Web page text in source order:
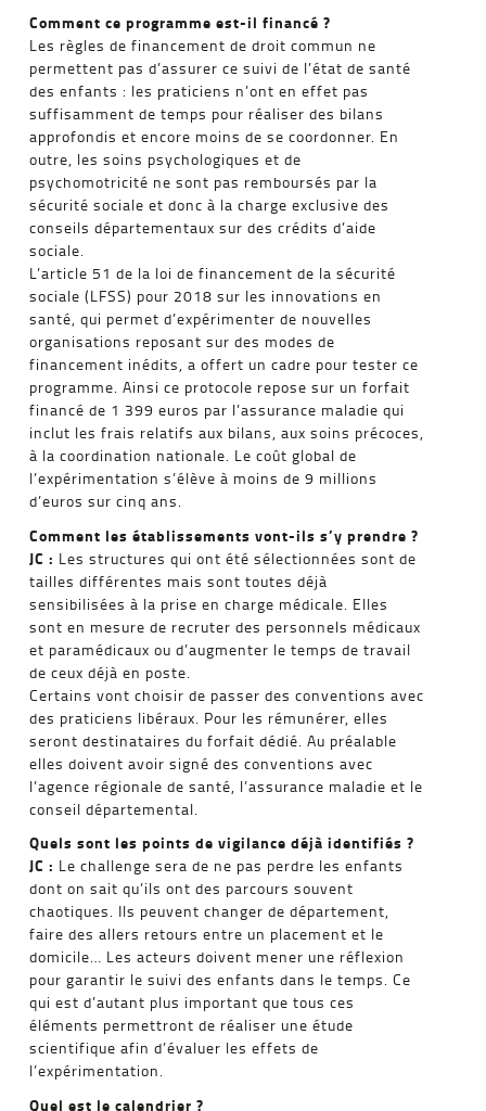
Comment ce programme est-il financé ?
Les règles de financement de droit commun ne
permettent pas d’assurer ce suivi de l’état de santé
des enfants : les praticiens n’ont en effet pas
suffisamment de temps pour réaliser des bilans
approfondis et encore moins de se coordonner. En
outre, les soins psychologiques et de
psychomotricité ne sont pas remboursés par la
sécurité sociale et donc à la charge exclusive des
conseils départementaux sur des crédits d’aide
sociale.
L’article 51 de la loi de financement de la sécurité
sociale (LFSS) pour 2018 sur les innovations en
santé, qui permet d’expérimenter de nouvelles
organisations reposant sur des modes de
financement inédits, a offert un cadre pour tester ce
programme. Ainsi ce protocole repose sur un forfait
financé de 1 399 euros par l’assurance maladie qui
inclut les frais relatifs aux bilans, aux soins précoces,
à la coordination nationale. Le coût global de
l’expérimentation s’élève à moins de 9 millions
d’euros sur cinq ans.
Comment les établissements vont-ils s’y prendre ?
JC : Les structures qui ont été sélectionnées sont de
tailles différentes mais sont toutes déjà
sensibilisées à la prise en charge médicale. Elles
sont en mesure de recruter des personnels médicaux
et paramédicaux ou d’augmenter le temps de travail
de ceux déjà en poste.
Certains vont choisir de passer des conventions avec
des praticiens libéraux. Pour les rémunérer, elles
seront destinataires du forfait dédié. Au préalable
elles doivent avoir signé des conventions avec
l’agence régionale de santé, l’assurance maladie et le
conseil départemental.
Quels sont les points de vigilance déjà identifiés ?
JC : Le challenge sera de ne pas perdre les enfants
dont on sait qu’ils ont des parcours souvent
chaotiques. Ils peuvent changer de département,
faire des allers retours entre un placement et le
domicile… Les acteurs doivent mener une réflexion
pour garantir le suivi des enfants dans le temps. Ce
qui est d’autant plus important que tous ces
éléments permettront de réaliser une étude
scientifique afin d’évaluer les effets de
l’expérimentation.
Quel est le calendrier ?